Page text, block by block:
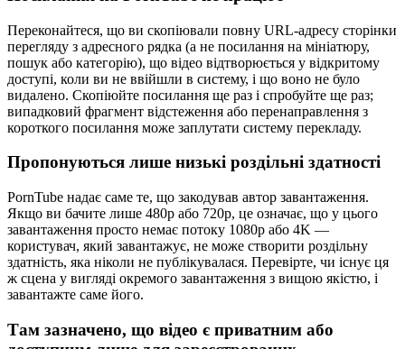
Переконайтеся, що ви скопіювали повну URL-адресу сторінки
перегляду з адресного рядка (а не посилання на мініатюру,
пошук або категорію), що відео відтворюється у відкритому
доступі, коли ви не ввійшли в систему, і що воно не було
видалено. Скопіюйте посилання ще раз і спробуйте ще раз;
випадковий фрагмент відстеження або перенаправлення з
короткого посилання може заплутати систему перекладу.
Пропонуються лише низькі роздільні здатності
PornTube надає саме те, що закодував автор завантаження.
Якщо ви бачите лише 480p або 720p, це означає, що у цього
завантаження просто немає потоку 1080p або 4K —
користувач, який завантажує, не може створити роздільну
здатність, яка ніколи не публікувалася. Перевірте, чи існує ця
ж сцена у вигляді окремого завантаження з вищою якістю, і
завантажте саме його.
Там зазначено, що відео є приватним або